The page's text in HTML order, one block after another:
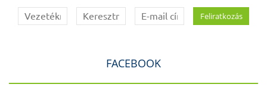
FACEBOOK